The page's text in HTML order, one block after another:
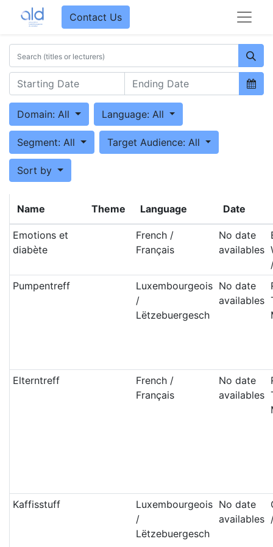
Contact Us
Domain: All Language: All
Segment: All Target Audience: All
Sort by
Name Theme Language Date
Emotions et
diabète
French /
Français
No date
availables
Pumpentreff
Luxembourgeois
/
Lëtzebuergesch
No date
availables
Elterntreff
French /
Français
No date
availables
Kaffisstuff
Luxembourgeois
/
Lëtzebuergesch
No date
availables